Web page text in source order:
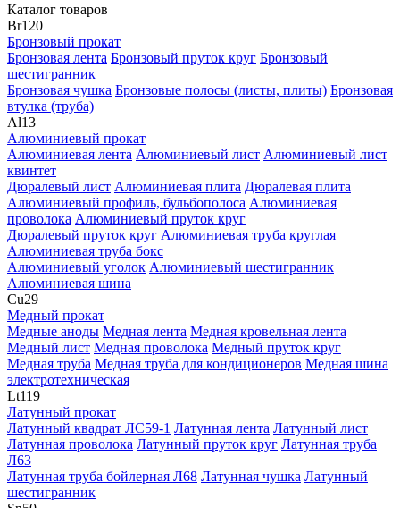
Каталог товаров
Br120
Бронзовый прокат
Бронзовая лента Бронзовый пруток круг Бронзовый
шестигранник
Бронзовая чушка Бронзовые полосы (листы, плиты) Бронзовая
втулка (труба)
Al13
Алюминиевый прокат
Алюминиевая лента Алюминиевый лист Алюминиевый лист
квинтет
Дюралевый лист Алюминиевая плита Дюралевая плита
Алюминиевый профиль, бульбополоса Алюминиевая
проволока Алюминиевый пруток круг
Дюралевый пруток круг Алюминиевая труба круглая
Алюминиевая труба бокс
Алюминиевый уголок Алюминиевый шестигранник
Алюминиевая шина
Cu29
Медный прокат
Медные аноды Медная лента Медная кровельная лента
Медный лист Медная проволока Медный пруток круг
Медная труба Медная труба для кондиционеров Медная шина
электротехническая
Lt119
Латунный прокат
Латунный квадрат ЛС59-1 Латунная лента Латунный лист
Латунная проволока Латунный пруток круг Латунная труба
Л63
Латунная труба бойлерная Л68 Латунная чушка Латунный
шестигранник